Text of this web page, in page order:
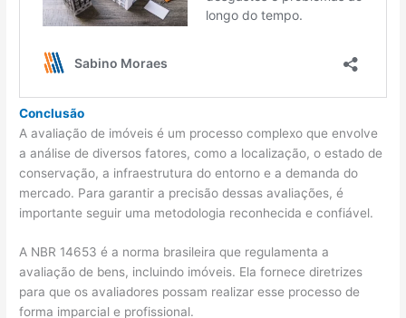
Conclusão
A avaliação de imóveis é um processo complexo que envolve
a análise de diversos fatores, como a localização, o estado de
conservação, a infraestrutura do entorno e a demanda do
mercado. Para garantir a precisão dessas avaliações, é
importante seguir uma metodologia reconhecida e confiável.
A NBR 14653 é a norma brasileira que regulamenta a
avaliação de bens, incluindo imóveis. Ela fornece diretrizes
para que os avaliadores possam realizar esse processo de
forma imparcial e profissional.